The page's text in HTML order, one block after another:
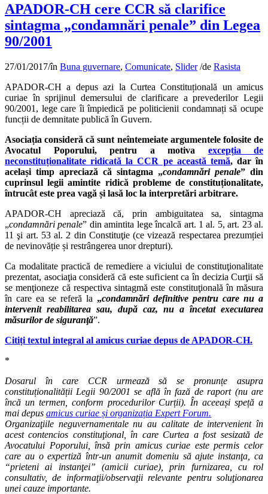
APADOR-CH cere CCR să clarifice
sintagma „condamnări penale” din Legea
90/2001
27/01/2017/în Buna guvernare, Comunicate, Slider /de Rasista
APADOR-CH a depus azi la Curtea Constituțională un amicus
curiae în sprijinul demersului de clarificare a prevederilor Legii
90/2001, lege care îi împiedică pe politicienii condamnați să ocupe
funcții de demnitate publică în Guvern.
Asociația consideră că sunt neîntemeiate argumentele folosite de
Avocatul Poporului, pentru a motiva excepția de
neconstituționalitate ridicată la CCR pe această temă, dar în
același timp apreciază că sintagma „condamnări penale” din
cuprinsul legii amintite ridică probleme de constituționalitate,
întrucât este prea vagă și lasă loc la interpretări arbitrare.
APADOR-CH apreciază că, prin ambiguitatea sa, sintagma
„condamnări penale” din amintita lege încalcă art. 1 al. 5, art. 23 al.
11 şi art. 53 al. 2 din Constituţie (ce vizează respectarea prezumției
de nevinovăție și restrângerea unor drepturi).
Ca modalitate practică de remediere a viciului de constituţionalitate
prezentat, asociaţia consideră că este suficient ca în decizia Curţii să
se menţioneze că respectiva sintagmă este constituţională în măsura
în care ea se referă la „condamnări definitive pentru care nu a
intervenit reabilitarea sau, după caz, nu a încetat executarea
măsurilor de siguranţă”.
Citiți textul integral al amicus curiae depus de APADOR-CH.
*
Dosarul în care CCR urmează să se pronunțe asupra
constituționalității Legii 90/2001 se află în fază de raport (nu are
încă un termen, conform procedurilor Curții). În aceeași speță a
mai depus amicus curiae și organizația Expert Forum.
Organizaţiile neguvernamentalenu au calitate de intervenient în
acest contencios constituţional, în care Curtea a fost sesizată de
Avocatului Poporului, însă prin amicus curiae este permis celor
care au o expertiză într-un anumit domeniu să ajute instanţa, ca
“prieteni ai instanţei” (amicii curiae), prin furnizarea, cu rol
consultativ, de informaţii/observaţii relevante pentru soluţionarea
unei cauze importante.